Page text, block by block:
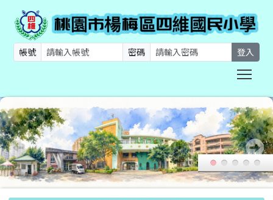
帳號 密碼 登入